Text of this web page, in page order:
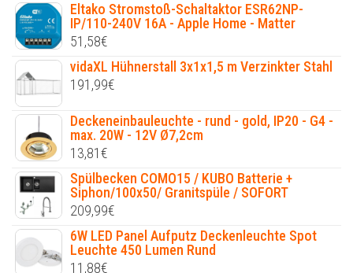
Eltako Stromstoß-Schaltaktor ESR62NP-
IP/110-240V 16A - Apple Home - Matter
51,58€
vidaXL Hühnerstall 3x1x1,5 m Verzinkter Stahl
191,99€
Deckeneinbauleuchte - rund - gold, IP20 - G4 -
max. 20W - 12V Ø7,2cm
13,81€
Spülbecken COMO15 / KUBO Batterie +
Siphon/100x50/ Granitspüle / SOFORT
209,99€
6W LED Panel Aufputz Deckenleuchte Spot
Leuchte 450 Lumen Rund
11,88€